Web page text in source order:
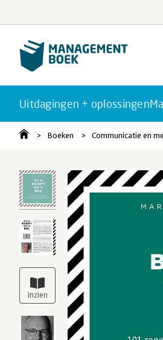
Uitdagingen + oplossingen
Boeken Communicatie en